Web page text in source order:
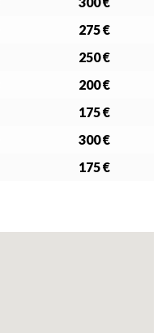
275 €
250 €
200 €
175 €
300 €
175 €